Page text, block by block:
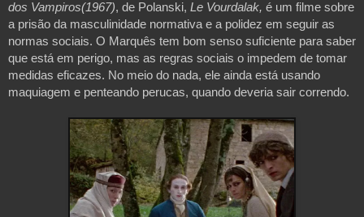
dos Vampiros(1967), de Polanski, Le Vourdalak, é um filme sobre
a prisão da masculinidade normativa e a polidez em seguir as
normas sociais. O Marquês tem bom senso suficiente para saber
que está em perigo, mas as regras sociais o impedem de tomar
medidas eficazes. No meio do nada, ele ainda está usando
maquiagem e penteando perucas, quando deveria sair correndo.